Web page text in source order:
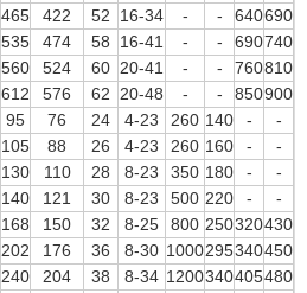
465 422 52 16-34 - - 640690
535 474 58 16-41 - - 690740
560 524 60 20-41 - - 760810
612 576 62 20-48 - - 850900
95 76 24 4-23 260 140 -
-
105 88 26 4-23 260 160 -
-
130 110 28 8-23 350 180 -
-
140 121 30 8-23 500 220 -
-
168 150 32 8-25 800 250320430
202 176 36 8-30 1000295340450
240 204 38 8-34 1200340405480